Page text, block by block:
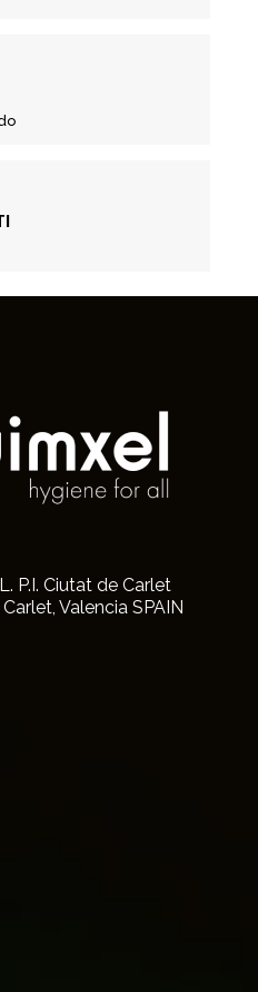
P.I. Ciutat de Carlet
Valencia SPAIN